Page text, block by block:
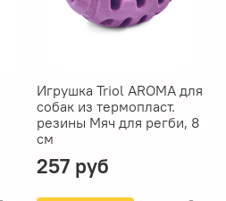
Игрушка Triol AROMA для
собак из термопласт.
резины Мяч для регби, 8
см
257 руб